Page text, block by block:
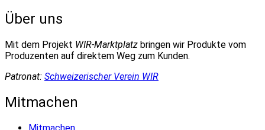
Über uns
Mit dem Projekt WIR-Marktplatz bringen wir Produkte vom
Produzenten auf direktem Weg zum Kunden.
Patronat: Schweizerischer Verein WIR
Mitmachen
Mitmachen